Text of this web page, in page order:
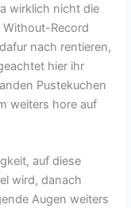
wirklich nicht die
Record
nach rentieren,
hier ihr
Pustekuchen
weiters hore auf
auf diese
wird, danach
Augen weiters